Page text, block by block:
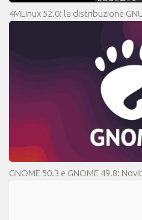
4MLinux 52.0: la distribuzione
GNOME 50.3 e GNOME 49.8: